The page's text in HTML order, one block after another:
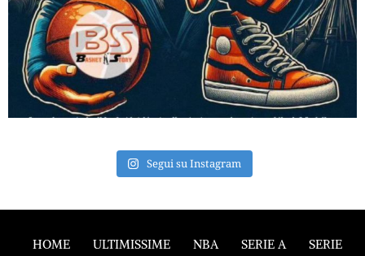
Segui su Instagram
HOME ULTIMISSIME NBA SERIE A
SERIE